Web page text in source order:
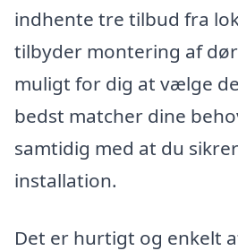
indhente tre tilbud fra
tilbyder montering af
muligt for dig at vælge
bedst matcher dine
samtidig med at du
installation.
Det er hurtigt og enkelt